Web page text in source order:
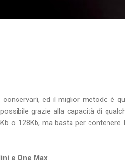
ed il miglior metodo è
grazie alla capacità di
o 128Kb, ma basta per contenere
e One Max